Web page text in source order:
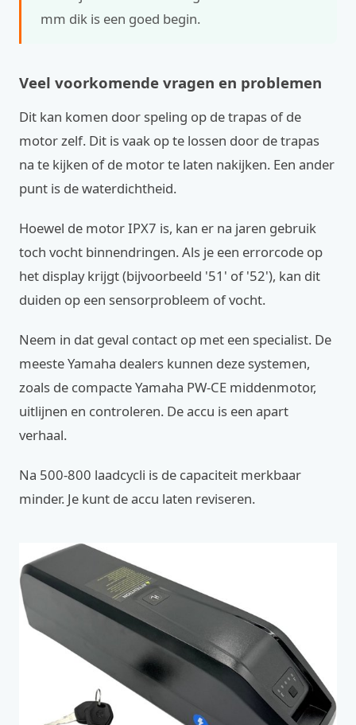
mm dik is een goed begin.
Veel voorkomende vragen en problemen
Dit kan komen door speling op de trapas of de
motor zelf. Dit is vaak op te lossen door de trapas
na te kijken of de motor te laten nakijken. Een ander
punt is de waterdichtheid.
Hoewel de motor IPX7 is, kan er na jaren gebruik
toch vocht binnendringen. Als je een errorcode op
het display krijgt (bijvoorbeeld '51' of '52'), kan dit
duiden op een sensorprobleem of vocht.
Neem in dat geval contact op met een specialist. De
meeste Yamaha dealers kunnen deze systemen,
zoals de compacte Yamaha PW-CE middenmotor,
uitlijnen en controleren. De accu is een apart
verhaal.
Na 500-800 laadcycli is de capaciteit merkbaar
minder. Je kunt de accu laten reviseren.